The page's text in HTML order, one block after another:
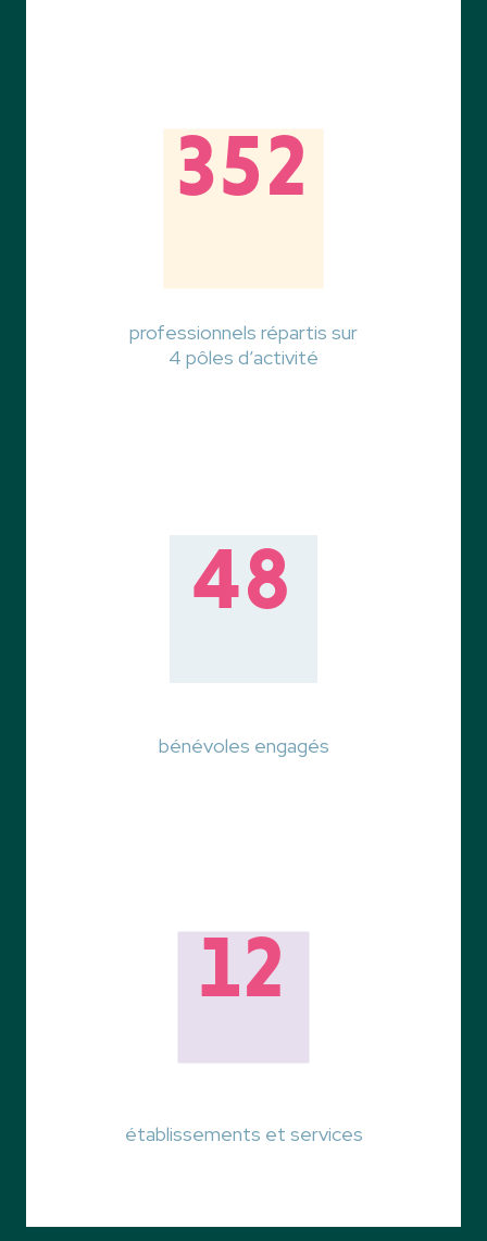
352
professionnels répartis sur
4 pôles d’activité
48
bénévoles engagés
12
établissements et services